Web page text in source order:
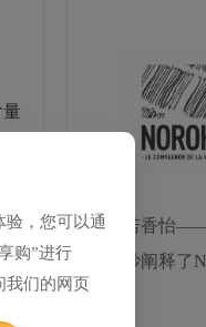
量
若香怡
妙阐释
验，您可以通
购”进行
我们的网页